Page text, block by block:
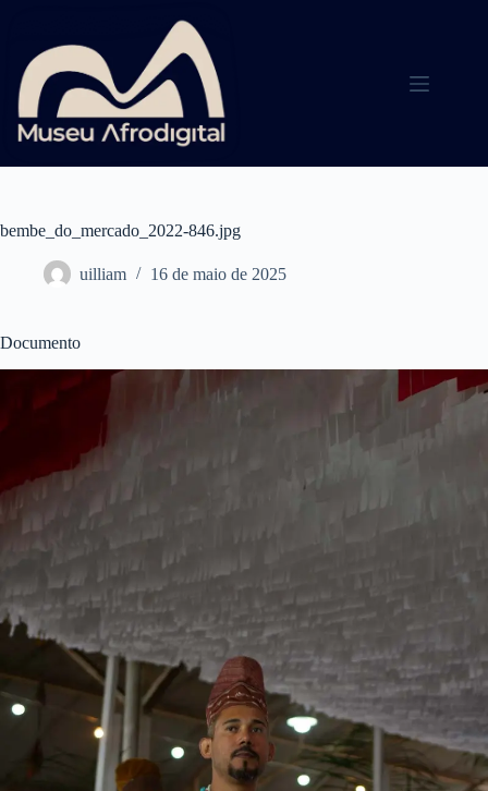
conteúdo
bembe_do_mercado_2022-846.jpg
uilliam 16 de maio de 2025
Documento